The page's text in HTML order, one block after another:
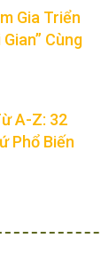
Gia Triển
Cùng
A-Z: 32
Phổ Biến